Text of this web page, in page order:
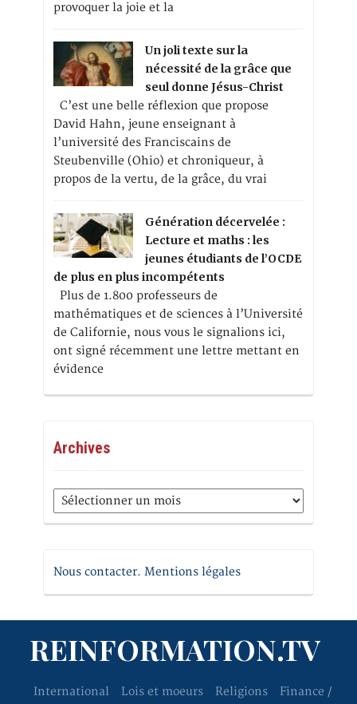
provoquer la joie et la
Un joli texte sur la
nécessité de la grâce que
seul donne Jésus-Christ
C’est une belle réflexion que propose
David Hahn, jeune enseignant à
l’université des Franciscains de
Steubenville (Ohio) et chroniqueur, à
propos de la vertu, de la grâce, du vrai
Génération décervelée :
Lecture et maths : les
jeunes étudiants de l’OCDE
de plus en plus incompétents
Plus de 1.800 professeurs de
mathématiques et de sciences à l’Université
de Californie, nous vous le signalions ici,
ont signé récemment une lettre mettant en
évidence
Archives
Archives
Nous contacter. Mentions légales
REINFORMATION.TV
International Lois et moeurs Religions Finance /